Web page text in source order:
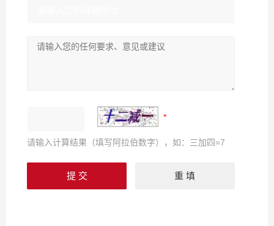
请输入计算结果（填写阿拉伯数字），如：三加四=7